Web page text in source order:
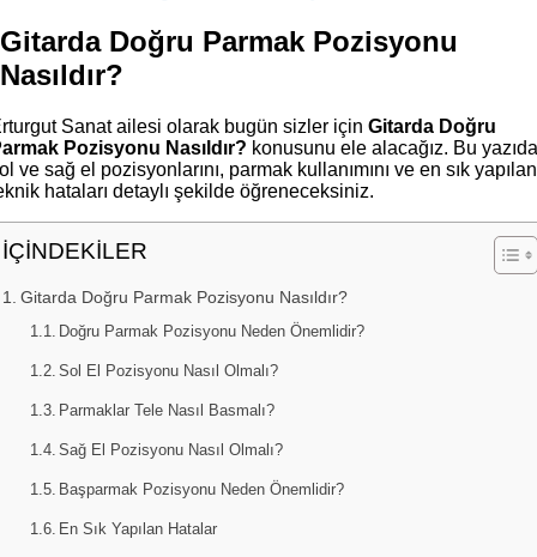
Image
Gitarda Doğru Parmak Pozisyonu
Nasıldır?
Sanat ailesi olarak bugün sizler içinGitarda Doğru
Pozisyonu Nasıldır? konusunu ele alacağız. Bu
ve sağ el pozisyonlarını, parmak kullanımını ve en sık yapılan
hataları detaylı şekilde öğreneceksiniz.
İÇİNDEKİLER
Gitarda Doğru Parmak Pozisyonu Nasıldır?
Doğru Parmak Pozisyonu Neden Önemlidir?
Sol El Pozisyonu Nasıl Olmalı?
Parmaklar Tele Nasıl Basmalı?
Sağ El Pozisyonu Nasıl Olmalı?
Başparmak Pozisyonu Neden Önemlidir?
En Sık Yapılan Hatalar